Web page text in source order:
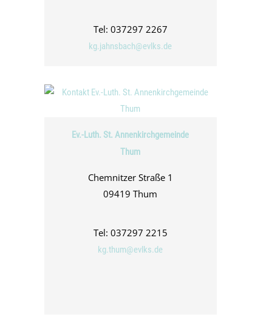
Tel: 037297 2267
kg.jahnsbach@evlks.de
Ev.-Luth. St. Annenkirchgemeinde
Thum
Chemnitzer Straße 1
09419 Thum
Tel: 037297 2215
kg.thum@evlks.de